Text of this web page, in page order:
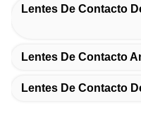
Lentes De Contacto
Lentes De Contacto
Lentes De Contacto